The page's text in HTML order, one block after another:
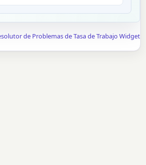
de Problemas de Tasa de Trabajo Widget